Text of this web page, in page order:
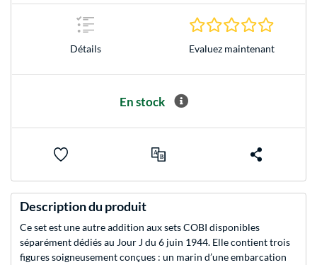
Détails Evaluez maintenant
En stock
Description du produit
Ce set est une autre addition aux sets COBI disponibles
séparément dédiés au Jour J du 6 juin 1944. Elle contient trois
figures soigneusement conçues : un marin d’une embarcation